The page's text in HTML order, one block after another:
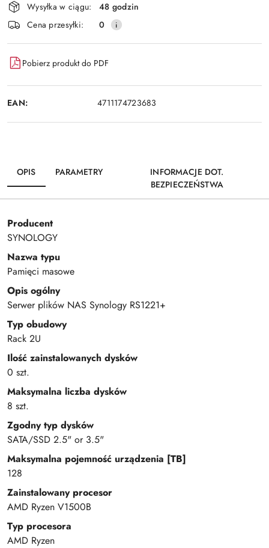
Wysyłka w ciągu:
48 godzin
Cena przesyłki:
0
Pobierz produkt do PDF
EAN: 4711174723683
OPIS PARAMETRY
INFORMACJE DOT.
BEZPIECZEŃSTWA
Producent
SYNOLOGY
Nazwa typu
Pamięci masowe
Opis ogólny
Serwer plików NAS Synology RS1221+
Typ obudowy
Rack 2U
Ilość zainstalowanych dysków
0 szt.
Maksymalna liczba dysków
8 szt.
Zgodny typ dysków
SATA/SSD 2.5" or 3.5"
Maksymalna pojemność urządzenia [TB]
128
Zainstalowany procesor
AMD Ryzen V1500B
Typ procesora
AMD Ryzen